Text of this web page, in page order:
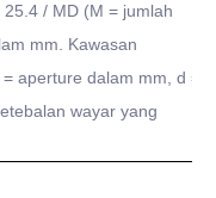
/ MD (M = jumlah
mm. Kawasan
aperture dalam mm, d =
wayar yang